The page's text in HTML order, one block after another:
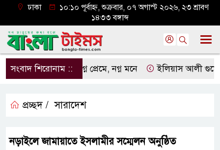
ঢাকা
১০:১০ পূর্বাহ্ন, শুক্রবার, ০৭ অগাস্ট ২০২৬, ২৩ শ্রাবণ
১৪৩৩ বঙ্গাব্দ
সংবাদ শিরোনাম ::নগ্ন প্রেমে, নগ্ন মনে ইলিয়াস আলী গুমের
প্রচ্ছদ / সারাদেশ
নড়াইলে জামায়াতে ইসলামীর সম্মেলন অনুষ্ঠিত